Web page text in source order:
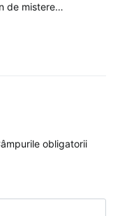
de mistere…
obligatorii